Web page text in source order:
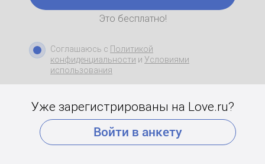
Это бесплатно!
Соглашаюсь с Политикой
конфиденциальности и Условиями
использования
Уже зарегистрированы на Love.ru?
Войти в анкету